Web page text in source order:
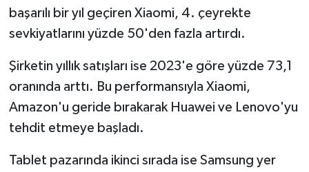
başarılı bir yıl geçiren Xiaomi, 4. çeyrekte
sevkiyatlarını yüzde 50'den fazla artırdı.
Şirketin yıllık satışları ise 2023'e göre yüzde 73,1
oranında arttı. Bu performansıyla Xiaomi,
Amazon'u geride bırakarak Huawei ve Lenovo'yu
tehdit etmeye başladı.
Tablet pazarında ikinci sırada ise Samsung yer